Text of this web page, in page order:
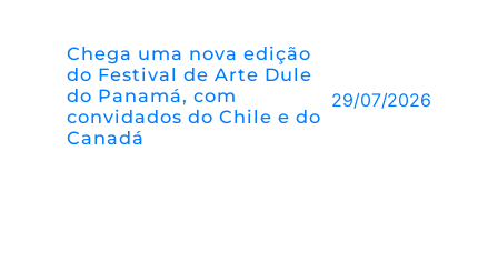
Chega uma nova edição
do Festival de Arte Dule
do Panamá, com
convidados do Chile e do
Canadá
29/07/2026